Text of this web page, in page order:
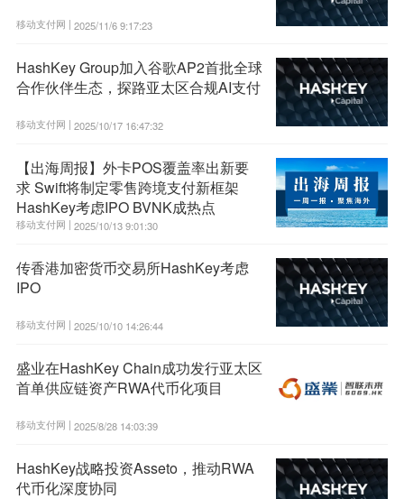
移动支付网 | 2025/11/6 9:17:23
HashKey Group加入谷歌AP2首批全球
合作伙伴生态，探路亚太区合规AI支付
移动支付网 | 2025/10/17 16:47:32
【出海周报】外卡POS覆盖率出新要
求 Swift将制定零售跨境支付新框架
HashKey考虑IPO BVNK成热点
移动支付网 | 2025/10/13 9:01:30
传香港加密货币交易所HashKey考虑
IPO
移动支付网 | 2025/10/10 14:26:44
盛业在HashKey Chain成功发行亚太区
首单供应链资产RWA代币化项目
移动支付网 | 2025/8/28 14:03:39
HashKey战略投资Asseto，推动RWA
代币化深度协同